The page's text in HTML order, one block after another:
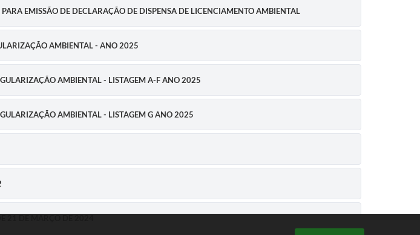
EMISSÃO DE DECLARAÇÃO DE DISPENSA DE LICENCIAMENTO AMBIENTAL
AMBIENTAL - ANO 2025
AMBIENTAL - LISTAGEM A-F ANO 2025
AMBIENTAL - LISTAGEM G ANO 2025